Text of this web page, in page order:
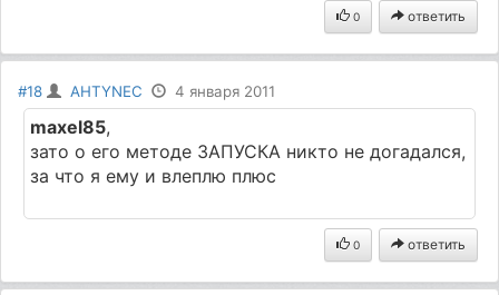
0 ответить
#18 AHTYNEC 4 января 2011
maxel85,
зато о его методе ЗАПУСКА никто не догадался,
за что я ему и влеплю плюс
0 ответить